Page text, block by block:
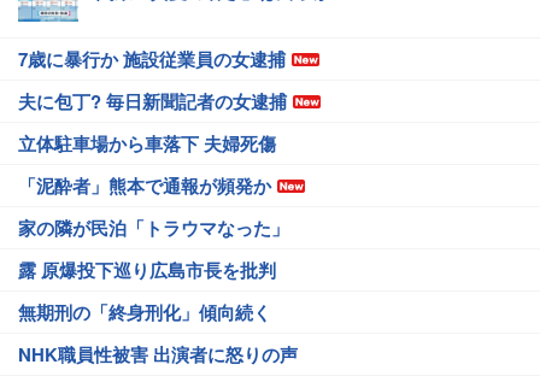
7歳に暴行か 施設従業員の女逮捕
夫に包丁? 毎日新聞記者の女逮捕
立体駐車場から車落下 夫婦死傷
「泥酔者」熊本で通報が頻発か
家の隣が民泊「トラウマなった」
露 原爆投下巡り広島市長を批判
無期刑の「終身刑化」傾向続く
NHK職員性被害 出演者に怒りの声